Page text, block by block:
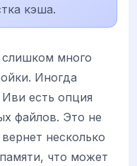
кэша.
слишком много
Иногда
есть опция
файлов. Это не
несколько
что может